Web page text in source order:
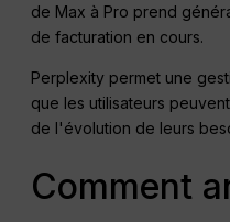
de Max à Pro prend
de facturation en cours.
Perplexity permet une
que les utilisateurs
de l'évolution de leurs
Comment